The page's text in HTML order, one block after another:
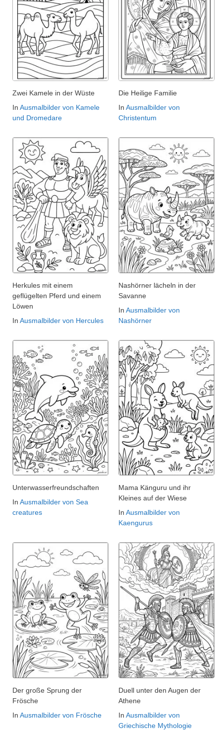
Zwei Kamele in der Wüste
In Ausmalbilder von Kamele
und Dromedare
Die Heilige Familie
In Ausmalbilder von
Christentum
Herkules mit einem
geflügelten Pferd und einem
Löwen
In Ausmalbilder von Hercules
Nashörner lächeln in der
Savanne
In Ausmalbilder von
Nashörner
Unterwasserfreundschaften
In Ausmalbilder von Sea
creatures
Mama Känguru und ihr
Kleines auf der Wiese
In Ausmalbilder von
Kaengurus
Der große Sprung der
Frösche
In Ausmalbilder von Frösche
Duell unter den Augen der
Athene
In Ausmalbilder von
Griechische Mythologie